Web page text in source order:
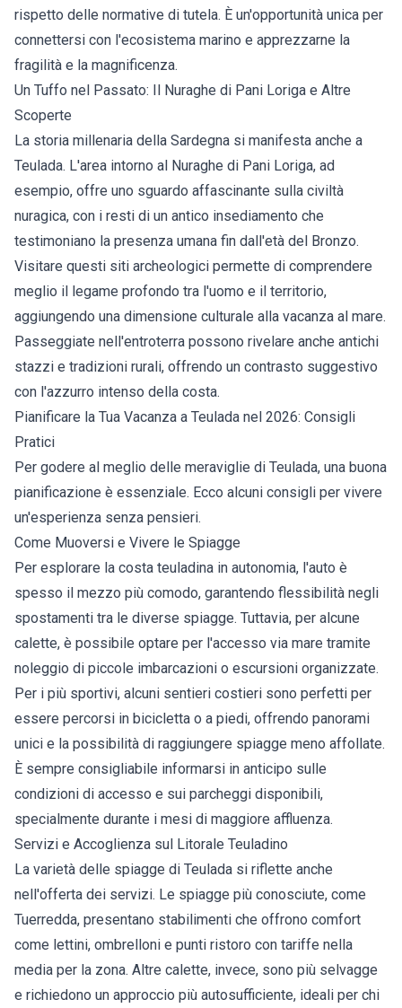
rispetto delle normative di tutela. È un'opportunità unica per
connettersi con l'ecosistema marino e apprezzarne la
fragilità e la magnificenza.
Un Tuffo nel Passato: Il Nuraghe di Pani Loriga e Altre
Scoperte
La storia millenaria della Sardegna si manifesta anche a
Teulada. L'area intorno al Nuraghe di Pani Loriga, ad
esempio, offre uno sguardo affascinante sulla civiltà
nuragica, con i resti di un antico insediamento che
testimoniano la presenza umana fin dall'età del Bronzo.
Visitare questi siti archeologici permette di comprendere
meglio il legame profondo tra l'uomo e il territorio,
aggiungendo una dimensione culturale alla vacanza al mare.
Passeggiate nell'entroterra possono rivelare anche antichi
stazzi e tradizioni rurali, offrendo un contrasto suggestivo
con l'azzurro intenso della costa.
Pianificare la Tua Vacanza a Teulada nel 2026: Consigli
Pratici
Per godere al meglio delle meraviglie di Teulada, una buona
pianificazione è essenziale. Ecco alcuni consigli per vivere
un'esperienza senza pensieri.
Come Muoversi e Vivere le Spiagge
Per esplorare la costa teuladina in autonomia, l'auto è
spesso il mezzo più comodo, garantendo flessibilità negli
spostamenti tra le diverse spiagge. Tuttavia, per alcune
calette, è possibile optare per l'accesso via mare tramite
noleggio di piccole imbarcazioni o escursioni organizzate.
Per i più sportivi, alcuni sentieri costieri sono perfetti per
essere percorsi in bicicletta o a piedi, offrendo panorami
unici e la possibilità di raggiungere spiagge meno affollate.
È sempre consigliabile informarsi in anticipo sulle
condizioni di accesso e sui parcheggi disponibili,
specialmente durante i mesi di maggiore affluenza.
Servizi e Accoglienza sul Litorale Teuladino
La varietà delle spiagge di Teulada si riflette anche
nell'offerta dei servizi. Le spiagge più conosciute, come
Tuerredda, presentano stabilimenti che offrono comfort
come lettini, ombrelloni e punti ristoro con tariffe nella
media per la zona. Altre calette, invece, sono più selvagge
e richiedono un approccio più autosufficiente, ideali per chi